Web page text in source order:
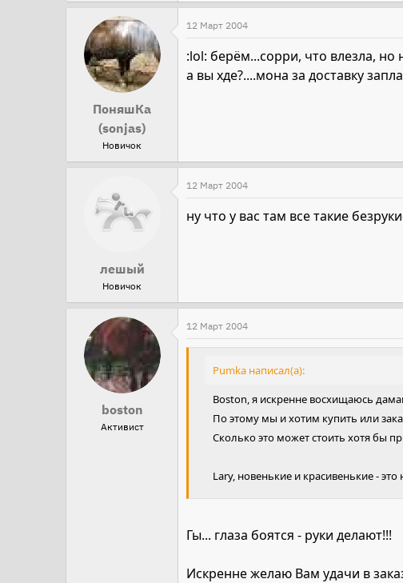
ПоняшКа
(sonjas)
Новичок
12 Март 2004
:lol: берём...сорри, что влезла,
а вы хде?....мона за доставку
лешый
Новичок
12 Март 2004
ну что у вас там все такие
boston
Активист
12 Март 2004
Pumka написал(а):
Boston, я искренне восхищаюсь
По этому мы и хотим купить или
Сколько это может стоить хотя бы
Lary, новенькие и красивенькие -
Гы... глаза боятся - руки делают!!!
Искренне желаю Вам удачи в